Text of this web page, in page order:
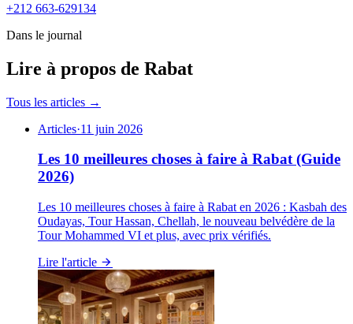
+212 663-629134
Dans le journal
Lire à propos de Rabat
Tous les articles →
Articles·11 juin 2026
Les 10 meilleures choses à faire à Rabat (Guide
2026)
Les 10 meilleures choses à faire à Rabat en 2026 : Kasbah des
Oudayas, Tour Hassan, Chellah, le nouveau belvédère de la
Tour Mohammed VI et plus, avec prix vérifiés.
Lire l'article